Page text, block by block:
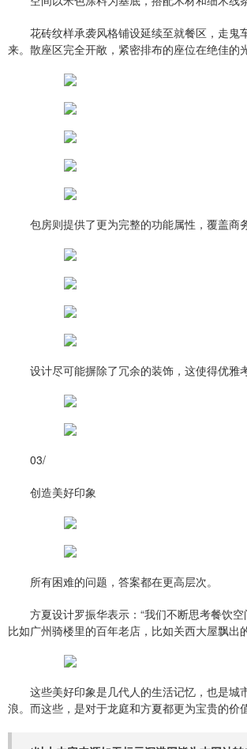
花砖纹样承袭风格铺设延续至就餐区，走
来。散座区完全开敞，紧密排布的座位在绝佳的
包房则提供了更为完整的功能属性，覆盖商
设计尽可能摒除了冗余的装饰，这使得优雅
03/
创造美好印象
所有困难的问题，答案都在更高层次。
方夏设计罗振华表示：“我们不断思考餐饮
比如广州骑楼里的百年老店，比如关西大屋飘出
这些美好印象是几代人的生活记忆，也是
浪。而这些，是对于龙庭和方夏都更为宝贵的价值